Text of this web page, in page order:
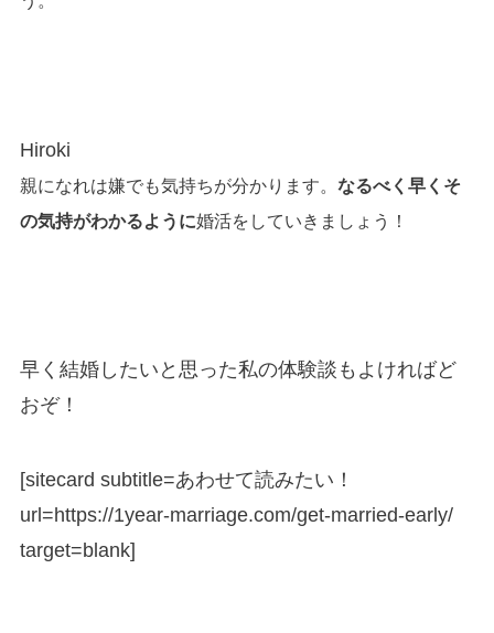
Hiroki
親になれは嫌でも気持ちが分かります。 なるべく早くそ
の気持がわかるように婚活をしていきましょう！
早く結婚したいと思った私の体験談もよければど
おぞ！
[sitecard subtitle=あわせて読みたい！
url=https://1year-marriage.com/get-married-early/
target=blank]